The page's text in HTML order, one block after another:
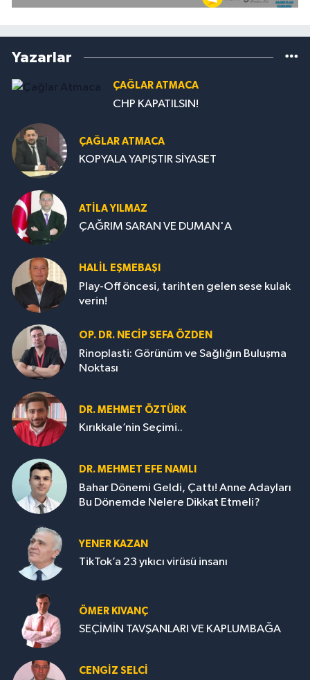
Yazarlar
ÇAĞLAR ATMACA
CHP KAPATILSIN!
ÇAĞLAR ATMACA
KOPYALA YAPIŞTIR SİYASET
ATILA YILMAZ
ÇAĞRIM SARAN VE DUMAN'A
HALIL EŞMEBAŞI
Play-Off öncesi, tarihten gelen sese kulak
verin!
OP. DR. NECIP SEFA ÖZDEN
Rinoplasti: Görünüm ve Sağlığın Buluşma
Noktası
DR. MEHMET ÖZTÜRK
Kırıkkale’nin Seçimi..
DR. MEHMET EFE NAMLI
Bahar Dönemi Geldi, Çattı! Anne Adayları
Bu Dönemde Nelere Dikkat Etmeli?
YENER KAZAN
TikTok’a 23 yıkıcı virüsü insanı
ÖMER KIVANÇ
SEÇİMİN TAVŞANLARI VE KAPLUMBAĞA
CENGİZ SELCİ